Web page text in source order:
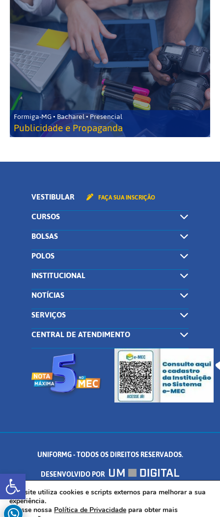
Abrir a barra de ferramentas
Formiga-MG • Bacharel • Presencial
Publicidade e Propaganda
VESTIBULAR FAÇA SUA INSCRIÇÃO
CURSOS
BOLSAS
POLOS
INSTITUCIONAL
NOTÍCIAS
SERVIÇOS
CENTRAL DE ATENDIMENTO
UNIFORMG - TODOS OS DIREITOS RESERVADOS.
DESENVOLVIDO POR
AV. DR. ARNALDO DE SENNA, 328 - PALMEIRAS, FORMIGA/MG - CEP:
35.574.530
Este site utiliza cookies e scripts externos para melhorar a sua
experiência.
Acesse nossa Política de Privacidade para obter mais